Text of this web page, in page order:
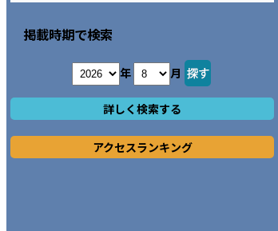
掲載時期で検索
年 月
詳しく検索する
アクセスランキング